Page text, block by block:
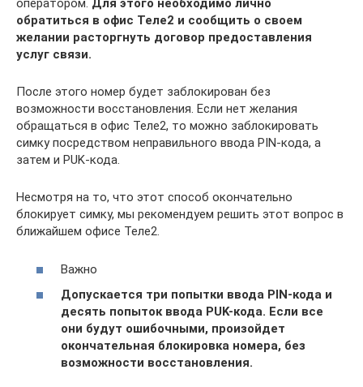
оператором. Для этого необходимо лично
обратиться в офис Теле2 и сообщить о своем
желании расторгнуть договор предоставления
услуг связи.
После этого номер будет заблокирован без
возможности восстановления. Если нет желания
обращаться в офис Теле2, то можно заблокировать
симку посредством неправильного ввода PIN-кода, а
затем и PUK-кода.
Несмотря на то, что этот способ окончательно
блокирует симку, мы рекомендуем решить этот вопрос в
ближайшем офисе Теле2.
Важно
Допускается три попытки ввода PIN-кода и
десять попыток ввода PUK-кода. Если все
они будут ошибочными, произойдет
окончательная блокировка номера, без
возможности восстановления.